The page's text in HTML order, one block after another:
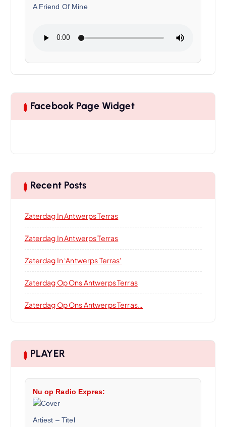
A Friend Of Mine
Facebook Page Widget
Recent Posts
Zaterdag In Antwerps Terras
Zaterdag In Antwerps Terras
Zaterdag In ‘Antwerps Terras’
Zaterdag Op Ons Antwerps Terras
Zaterdag Op Ons Antwerps Terras…
PLAYER
Nu op Radio Expres:
Artiest – Titel